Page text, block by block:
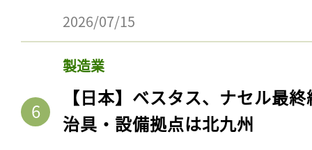
2026/07/15
製造業
【日本】ベスタス、ナセル最
治具・設備拠点は北九州